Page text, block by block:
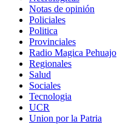
Notas de opinión
Policiales
Politica
Provinciales
Radio Magica Pehuajo
Regionales
Salud
Sociales
Tecnologia
UCR
Union por la Patria